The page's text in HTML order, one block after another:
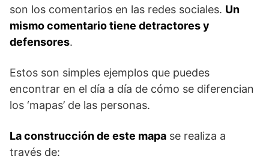
son los comentarios en las redes sociales. Un
mismo comentario tiene detractores y
defensores.
Estos son simples ejemplos que puedes
encontrar en el día a día de cómo se diferencian
los ‘mapas’ de las personas.
La construcción de este mapa se realiza a
través de: